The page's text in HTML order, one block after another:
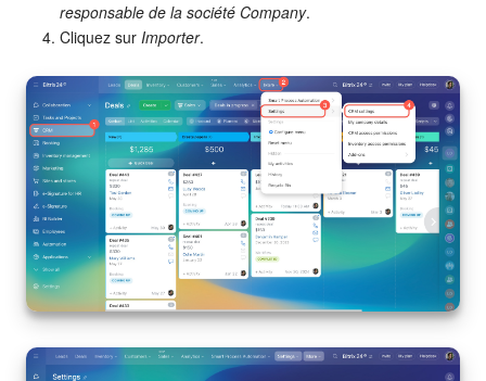
Centre de contact
Widget de l'employé
Téléphonie
Paramètres
Bitrix24 Messenger
Questions générales
On-Premise de Bitrix24
responsable de la société Company.
Cliquez sur Importer.